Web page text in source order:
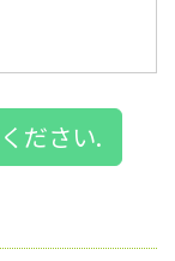
ださい.